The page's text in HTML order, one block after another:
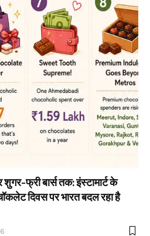
फ्री बार्स तक: इंस्टामार्ट के
दिवस पर भारत बदल रहा है